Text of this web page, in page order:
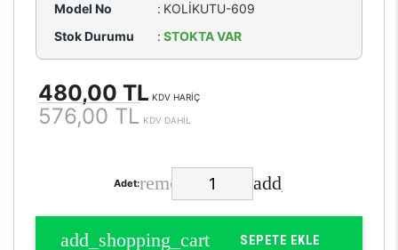
Model No
: KOLİKUTU-609
Stok Durumu
: STOKTA VAR
480,00 TL KDV HARİÇ
576,00 TL KDV DAHİL
Adet:
SEPETE EKLE